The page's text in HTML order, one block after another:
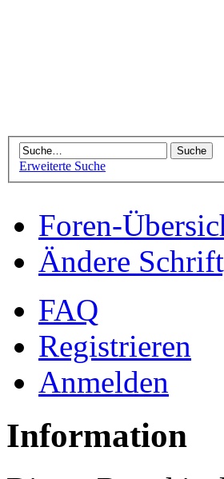
Erweiterte Suche
Foren-
Ändere
FAQ
Registrieren
Anmelden
Information